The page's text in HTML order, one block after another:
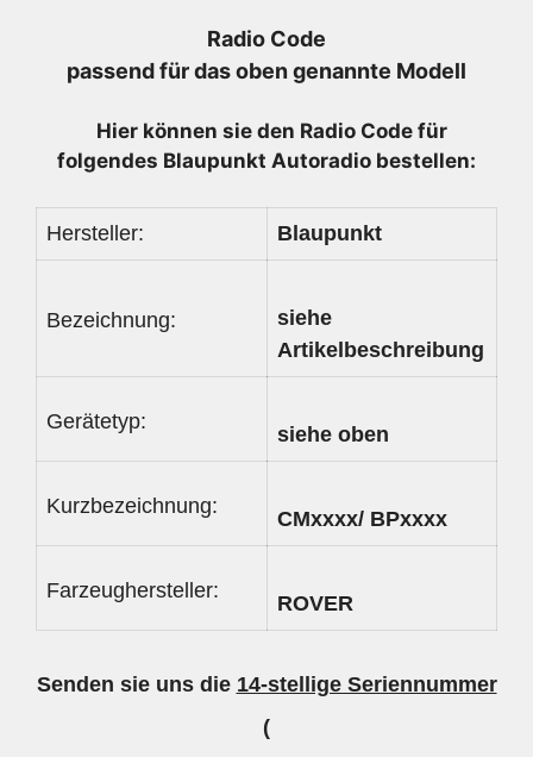
Radio Code
passend für das oben genannte Modell
Hier können sie den Radio Code für
folgendes Blaupunkt Autoradio bestellen:
Hersteller: Blaupunkt
Bezeichnung:
siehe
Artikelbeschreibung
Gerätetyp:
siehe oben
Kurzbezeichnung:
CMxxxx/ BPxxxx
Farzeughersteller:
ROVER
Senden sie uns die 14-stellige Seriennummer
(